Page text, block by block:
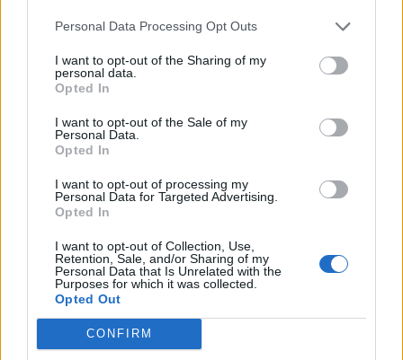
Personal Data Processing Opt Outs
I want to opt-out of the Sharing of my
personal data.
Opted In
I want to opt-out of the Sale of my
Personal Data.
Opted In
I want to opt-out of processing my
Personal Data for Targeted Advertising.
Opted In
I want to opt-out of Collection, Use,
Retention, Sale, and/or Sharing of my
Personal Data that Is Unrelated with the
Purposes for which it was collected.
Opted Out
CONFIRM
Θέσεις εργασίας
Όλες οι Θέσεις Εργασίας